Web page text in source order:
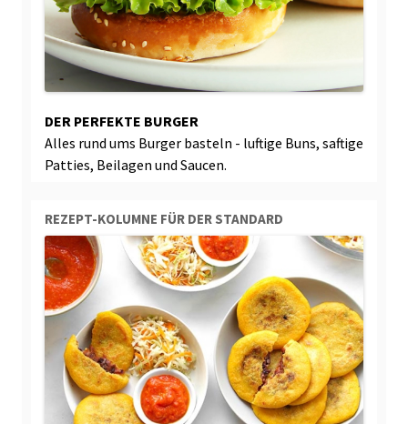
DER PERFEKTE BURGER
Alles rund ums Burger basteln - luftige Buns, saftige
Patties, Beilagen und Saucen.
REZEPT-KOLUMNE FÜR DER STANDARD